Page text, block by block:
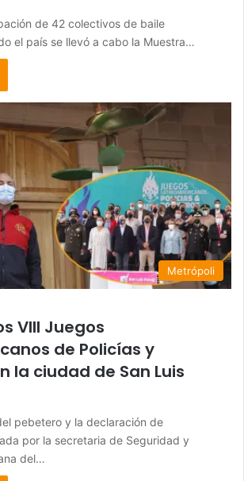
de 42 colectivos de baile
el país se llevó a cabo la Muestra…
Metrópoli
VIII Juegos
de Policías y
la ciudad de San Luis
pebetero y la declaración de
por la secretaria de Seguridad y
del…